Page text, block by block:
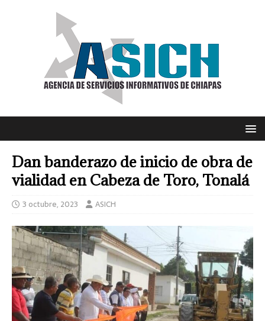
Dan banderazo de inicio de obra de
vialidad en Cabeza de Toro, Tonalá
3 octubre, 2023 ASICH